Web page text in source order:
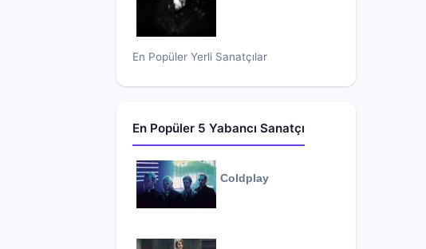
En Popüler Yerli Sanatçılar
En Popüler 5 Yabancı Sanatçı
Coldplay